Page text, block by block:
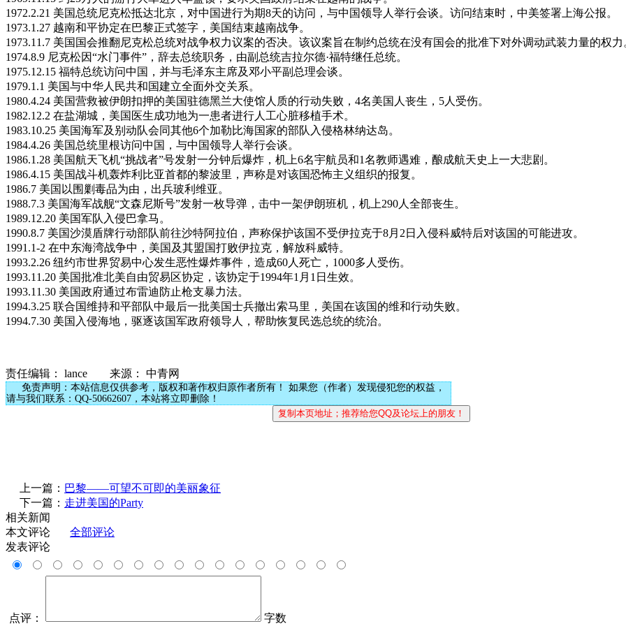
1972.2.21 美国总统尼克松抵达北京，对中国进行为期8天的访问，与中国领导人举行会谈。访问结束时，中美签署上海公报。
1973.1.27 越南和平协定在巴黎正式签字，美国结束越南战争。
1973.11.7 美国国会推翻尼克松总统对战争权力议案的否决。该议案旨在制约总统在没有国会的批准下对外调动武装力量的权力
1974.8.9 尼克松因“水门事件”，辞去总统职务，由副总统吉拉尔德·福特继任总统。
1975.12.15 福特总统访问中国，并与毛泽东主席及邓小平副总理会谈。
1979.1.1 美国与中华人民共和国建立全面外交关系。
1980.4.24 美国营救被伊朗扣押的美国驻德黑兰大使馆人质的行动失败，4名美国人丧生，5人受伤。
1982.12.2 在盐湖城，美国医生成功地为一患者进行人工心脏移植手术。
1983.10.25 美国海军及别动队会同其他6个加勒比海国家的部队入侵格林纳达岛。
1984.4.26 美国总统里根访问中国，与中国领导人举行会谈。
1986.1.28 美国航天飞机“挑战者”号发射一分钟后爆炸，机上6名宇航员和1名教师遇难，酿成航天史上一大悲剧。
1986.4.15 美国战斗机轰炸利比亚首都的黎波里，声称是对该国恐怖主义组织的报复。
1986.7 美国以围剿毒品为由，出兵玻利维亚。
1988.7.3 美国海军战舰“文森尼斯号”发射一枚导弹，击中一架伊朗班机，机上290人全部丧生。
1989.12.20 美国军队入侵巴拿马。
1990.8.7 美国沙漠盾牌行动部队前往沙特阿拉伯，声称保护该国不受伊拉克于8月2日入侵科威特后对该国的可能进攻。
1991.1-2 在中东海湾战争中，美国及其盟国打败伊拉克，解放科威特。
1993.2.26 纽约市世界贸易中心发生恶性爆炸事件，造成60人死亡，1000多人受伤。
1993.11.20 美国批准北美自由贸易区协定，该协定于1994年1月1日生效。
1993.11.30 美国政府通过布雷迪防止枪支暴力法。
1994.3.25 联合国维持和平部队中最后一批美国士兵撤出索马里，美国在该国的维和行动失败。
1994.7.30 美国入侵海地，驱逐该国军政府领导人，帮助恢复民选总统的统治。
责任编辑： lance 来源： 中青网
免责声明：本站信息仅供参考，版权和著作权归原作者所有！ 如果您（作者）发现侵犯您的权益，
请与我们联系：QQ-50662607，本站将立即删除！
上一篇： 巴黎——可望不可即的美丽象征
下一篇： 走进美国的Party
相关新闻
本文评论
全部评论
发表评论
点评： 字数